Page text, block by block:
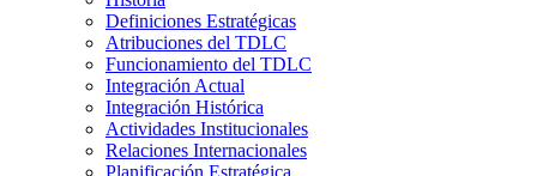
Definiciones Estratégicas
Atribuciones del TDLC
Funcionamiento del TDLC
Integración Actual
Integración Histórica
Actividades Institucionales
Relaciones Internacionales